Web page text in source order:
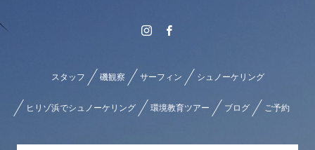
スタッフ 磯観察 サーフィン シュノーケリング
ヒリゾ浜でシュノーケリング 環境教育ツアー ブログ ご予約